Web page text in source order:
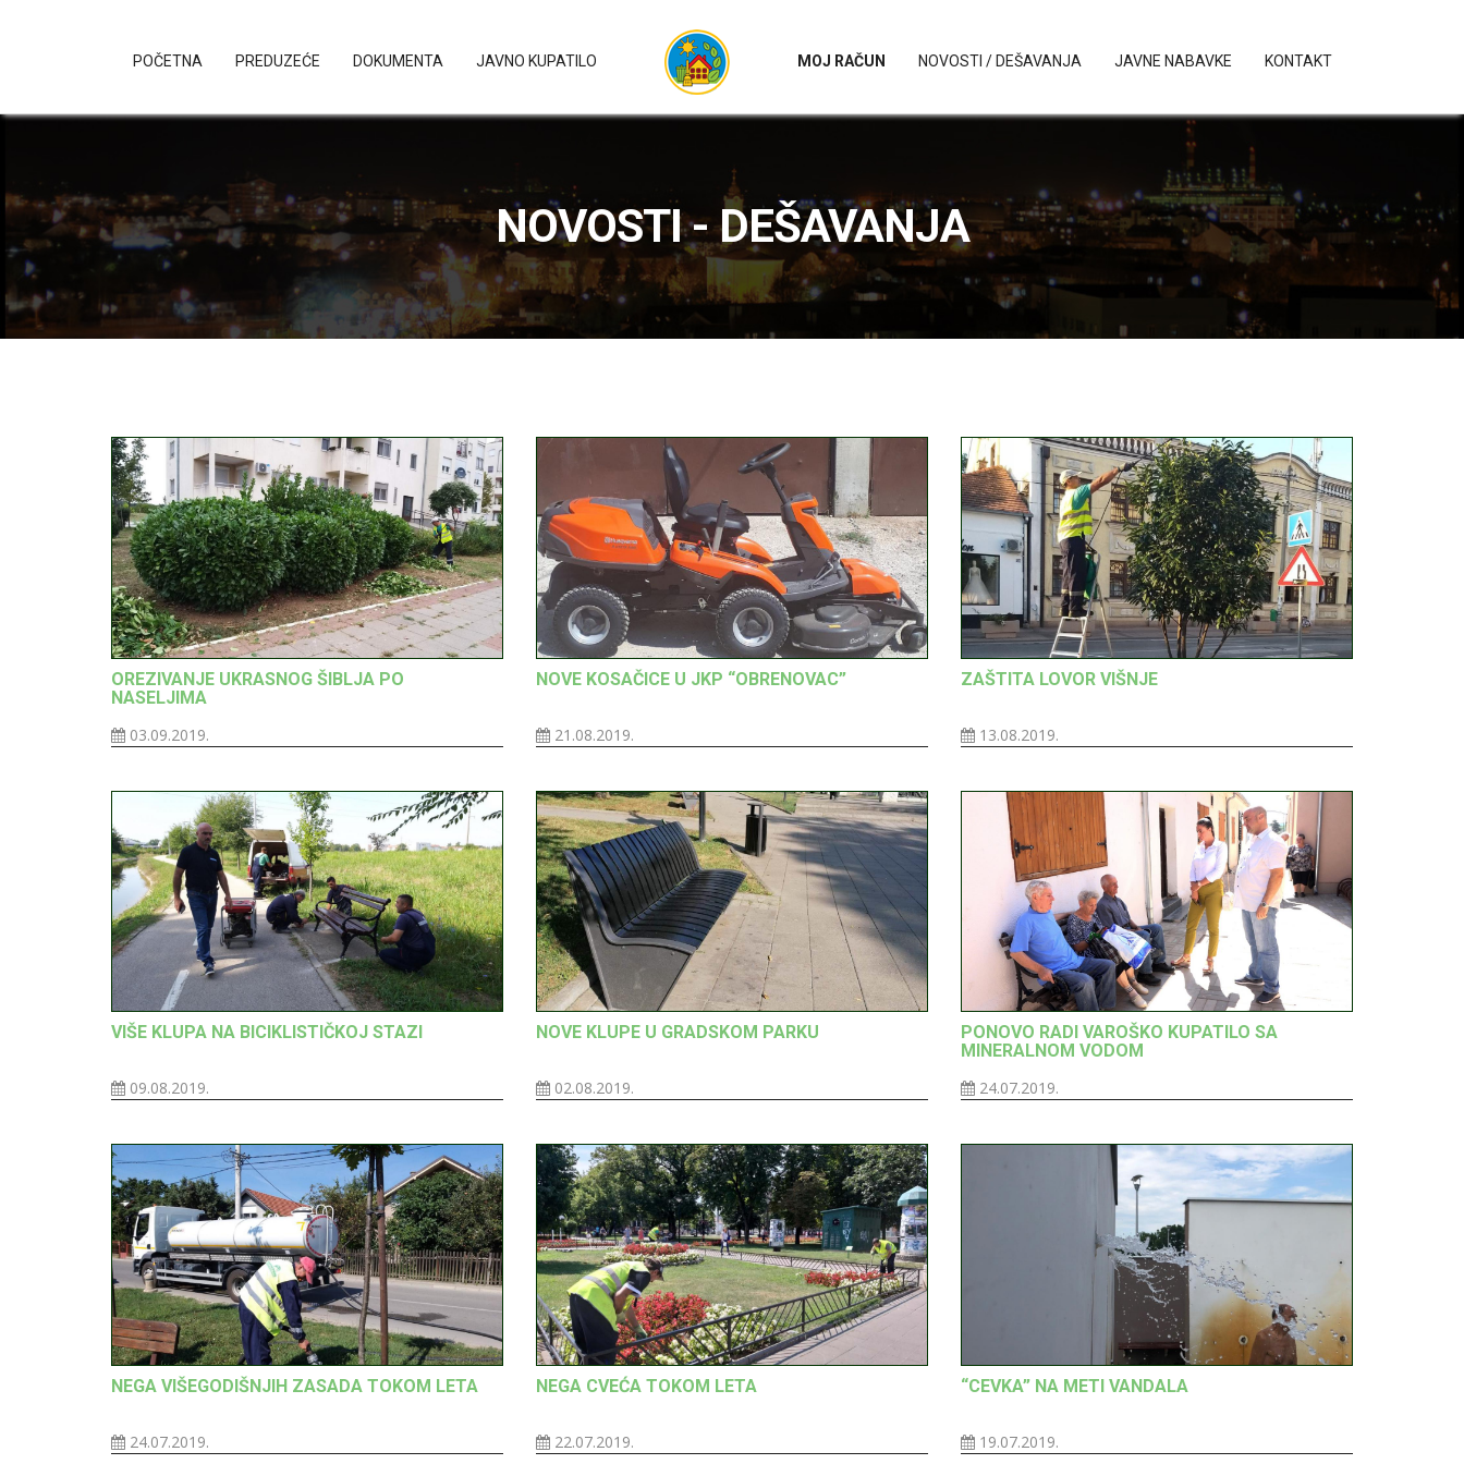
POČETNA PREDUZEĆE DOKUMENTA JAVNO KUPATILO MOJ RAČUN NOVOSTI / DEŠAVANJA JAVNE NABAVKE KONTAKT
NOVOSTI - DEŠAVANJA
OREZIVANJE UKRASNOG ŠIBLJA PO
NASELJIMA
03.09.2019.
NOVE KOSAČICE U JKP “OBRENOVAC”
21.08.2019.
ZAŠTITA LOVOR VIŠNJE
13.08.2019.
VIŠE KLUPA NA BICIKLISTIČKOJ STAZI
09.08.2019.
NOVE KLUPE U GRADSKOM PARKU
02.08.2019.
PONOVO RADI VAROŠKO KUPATILO SA
MINERALNOM VODOM
24.07.2019.
NEGA VIŠEGODIŠNJIH ZASADA TOKOM LETA
24.07.2019.
NEGA CVEĆA TOKOM LETA
22.07.2019.
“CEVKA” NA METI VANDALA
19.07.2019.